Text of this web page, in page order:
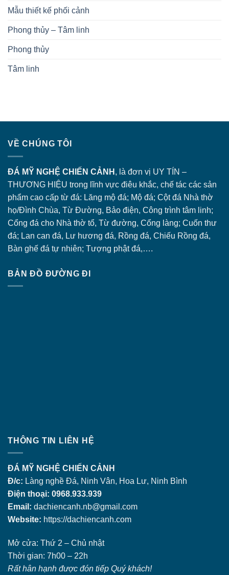
Mẫu thiết kế phối cảnh
Phong thủy – Tâm linh
Phong thủy
Tâm linh
VỀ CHÚNG TÔI
ĐÁ MỸ NGHỆ CHIẾN CẢNH , là đơn vị UY TÍN –
THƯƠNG HIỆU trong lĩnh vực điêu khắc, chế tác các sản
phẩm cao cấp từ đá: Lăng mộ đá; Mộ đá; Cột đá Nhà thờ
họ/Đình Chùa, Từ Đường, Bảo điện, Công trình tâm linh;
Cổng đá cho Nhà thờ tổ, Từ đường, Cổng làng; Cuốn thư
đá; Lan can đá, Lư hương đá, Rồng đá, Chiếu Rồng đá,
Bàn ghế đá tự nhiên; Tượng phật đá,….
BẢN ĐỒ ĐƯỜNG ĐI
THÔNG TIN LIÊN HỆ
ĐÁ MỸ NGHỆ CHIẾN CẢNH
Đ/c: Làng nghề Đá, Ninh Vân, Hoa Lư, Ninh Bình
Điện thoại: 0968.933.939
Email: dachiencanh.nb@gmail.com
Website: https://dachiencanh.com
Mở cửa: Thứ 2 – Chủ nhật
Thời gian: 7h00 – 22h
Rất hân hạnh được đón tiếp Quý khách!